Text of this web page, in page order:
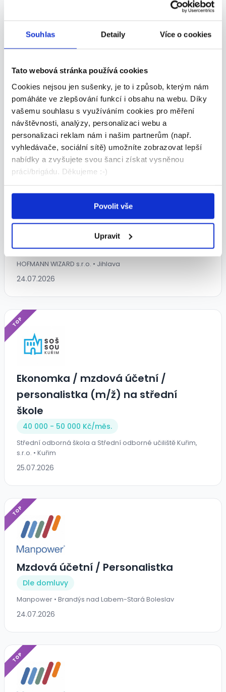
Souhlas Detaily Více o cookies
Tato webová stránka používá cookies
Cookies nejsou jen sušenky, je to i způsob, kterým nám
pomáháte ve zlepšování funkcí i obsahu na webu. Díky
vašemu souhlasu s využíváním cookies pro měření
návštěvnosti, analýzy, personalizaci webu a
personalizaci reklam nám i našim partnerům (např.
vyhledávače, sociální sítě) umožníte zobrazovat lepší
nabídky a zvyšujete svou šanci získat vysněnou
práci/brigádu. Děkujeme :-)
Povolit vše
Upravit
Senior Financial Controller
Dle domluvy
Manpower • Liberec
27.07.2026
TOP
Hlavní účetní | až 65 000 Kč/m +
13. mzda (A14100)
55 000 - 65 000 Kč/měs.
HOFMANN WIZARD s.r.o. • Jihlava
24.07.2026
TOP
Ekonomka / mzdová účetní /
personalistka (m/ž) na střední
škole
40 000 - 50 000 Kč/měs.
Střední odborná škola a Střední odborné učiliště Kuřim,
s.r.o. • Kuřim
25.07.2026
TOP
Mzdová účetní / Personalistka
Dle domluvy
Manpower • Brandýs nad Labem-Stará Boleslav
24.07.2026
TOP